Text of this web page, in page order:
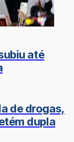
até
de drogas,
dupla